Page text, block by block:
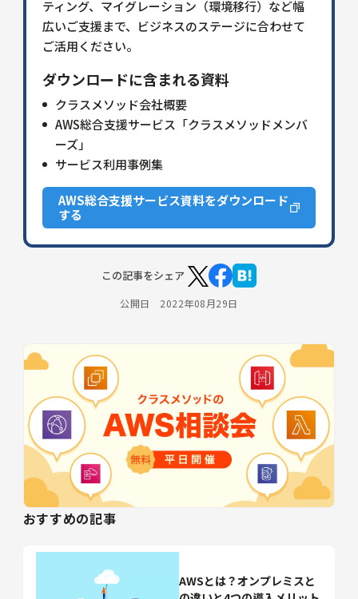
ティング、マイグレーション（環境移行）など幅
広いご支援まで、ビジネスのステージに合わせて
ご活用ください。
ダウンロードに含まれる資料
クラスメソッド会社概要
AWS総合支援サービス「クラスメソッドメンバ
ーズ」
サービス利用事例集
AWS総合支援サービス資料をダウンロード
する
この記事をシェア
公開日 2022年08月29日
おすすめの記事
AWSとは？オンプレミスと